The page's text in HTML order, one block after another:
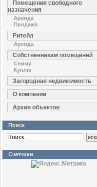
Помещения свободного
назначения
Аренда
Продажа
Ритейл
Аренда
Собственникам помещений
Сниму
Куплю
Загородная недвижимость
О компании
Архив объектов
Поиск
Счетчики